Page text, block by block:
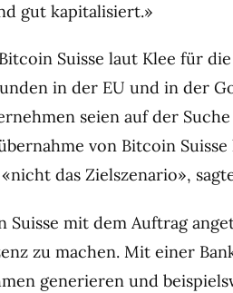
gut kapitalisiert.»
Suisse laut Klee für
in der EU und in der
seien auf der
von Bitcoin
das Zielszenario»,
Suisse mit dem Auftrag
zu machen. Mit einer
generieren und